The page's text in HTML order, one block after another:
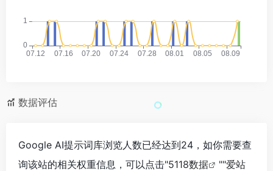
数据评估
Google AI提示词库浏览人数已经达到24，如你需要查
询该站的相关权重信息，可以点击"5118数据 ""爱站